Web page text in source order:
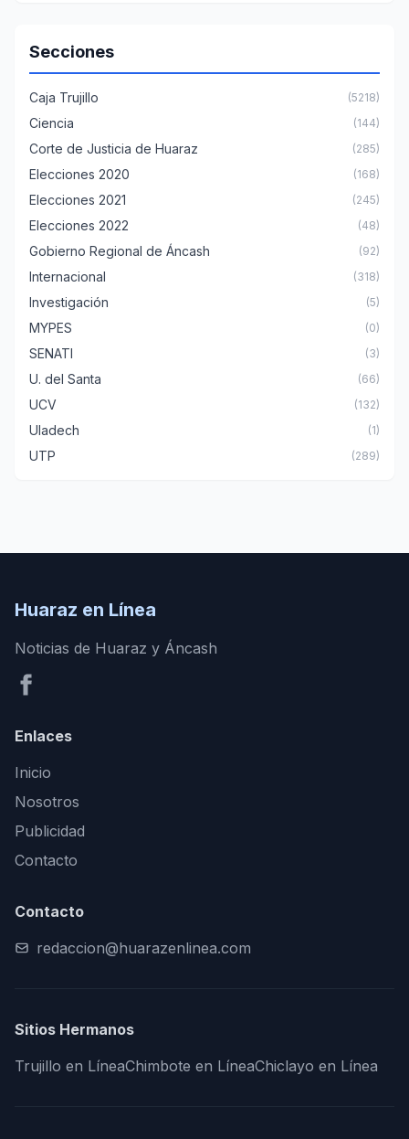
Secciones
Caja Trujillo (5218)
Ciencia (144)
Corte de Justicia de Huaraz (285)
Elecciones 2020 (168)
Elecciones 2021 (245)
Elecciones 2022 (48)
Gobierno Regional de Áncash (92)
Internacional (318)
Investigación (5)
MYPES (0)
SENATI (3)
U. del Santa (66)
UCV (132)
Uladech (1)
UTP (289)
Huaraz en Línea
Noticias de Huaraz y Áncash
Enlaces
Inicio
Nosotros
Publicidad
Contacto
Contacto
redaccion@huarazenlinea.com
Sitios Hermanos
Trujillo en LíneaChimbote en LíneaChiclayo en Línea